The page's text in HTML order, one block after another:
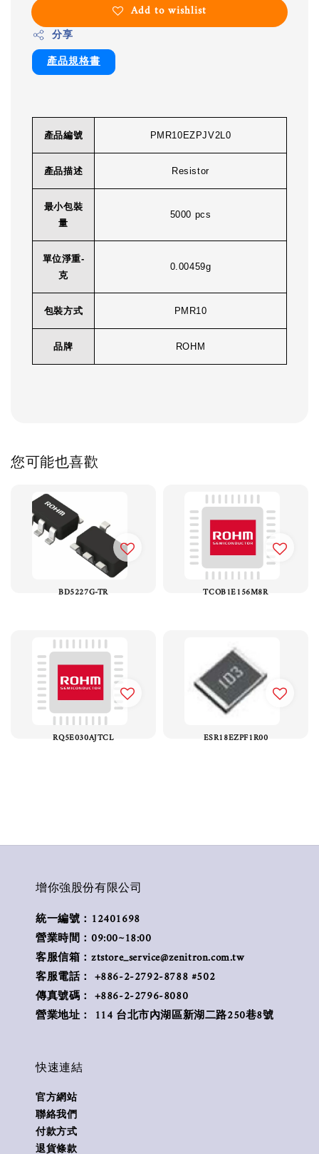
Add to wishlist
分享
產品規格書
產品編號 PMR10EZPJV2L0
產品描述 Resistor
最小包裝
量
5000 pcs
單位淨重-
克
0.00459g
包裝方式 PMR10
品牌 ROHM
您可能也喜歡
BD5227G-TR TCOB1E156M8R
RQ5E030AJTCL ESR18EZPF1R00
增你強股份有限公司
統一編號：12401698
營業時間：09:00~18:00
客服信箱：ztstore_service@zenitron.com.tw
客服電話： +886-2-2792-8788 #502
傳真號碼： +886-2-2796-8080
營業地址： 114 台北市內湖區新湖二路250巷8號
快速連結
官方網站
聯絡我們
付款方式
退貨條款